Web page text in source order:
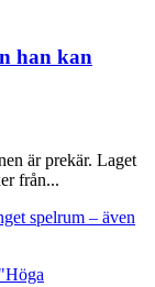
han kan
är prekär. Laget
från...
spelrum – även